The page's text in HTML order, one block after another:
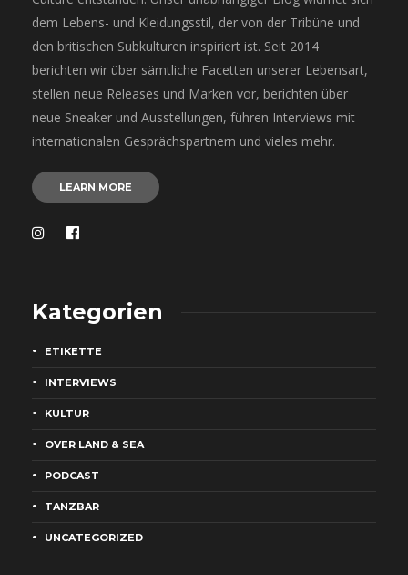
dem Lebens- und Kleidungsstil, der von der Tribüne und
den britischen Subkulturen inspiriert ist. Seit 2014
berichten wir über sämtliche Facetten unserer Lebensart,
stellen neue Releases und Marken vor, berichten über
neue Sneaker und Ausstellungen, führen Interviews mit
internationalen Gesprächspartnern und vieles mehr.
LEARN MORE
Kategorien
ETIKETTE
INTERVIEWS
KULTUR
OVER LAND & SEA
PODCAST
TANZBAR
UNCATEGORIZED